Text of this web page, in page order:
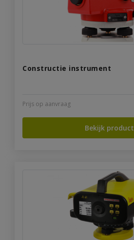
Constructie instrument
Prijs op aanvraag
Bekijk product